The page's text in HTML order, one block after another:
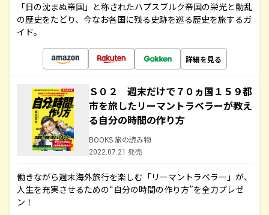
「日の沈まぬ帝国」と称されたハプスブルク帝国の栄光と動乱
の歴史をたどり、今なお各国に残る史跡を巡る歴史を旅するガ
イド。
詳細を見る
Ｓ０２ 週末だけで７０ヵ国１５９都
市を旅したリーマントラベラーが教え
る自分の時間の作り方
BOOKS 旅の読み物
2022.07.21 発売
働きながら週末海外旅行を楽しむ「リーマントラベラー」が、
人生を充実させるための“自分の時間の作り方”を全力プレゼ
ン！